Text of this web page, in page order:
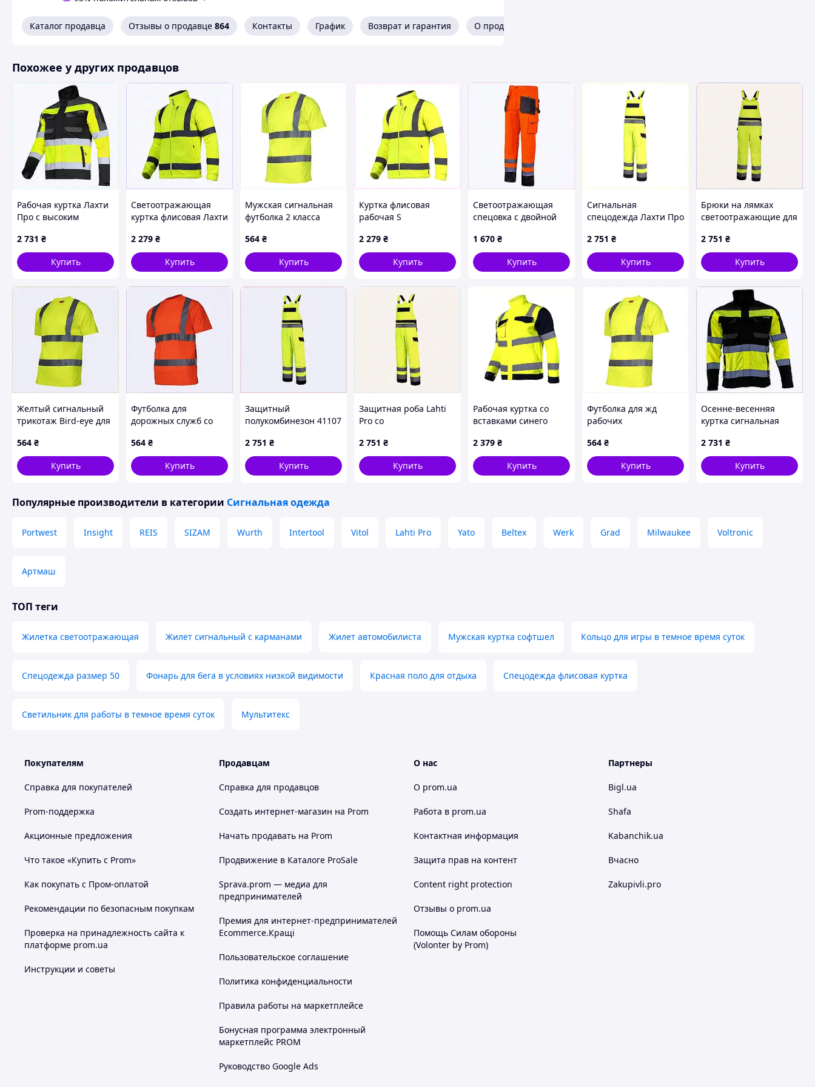
Похожие товары по характеристикам
Каталог продавца Отзывы о продавце 864 Контакты График Возврат и гарантия О продавце
Похожее у других продавцов
Рабочая куртка Лахти
Про с высоким
840XH5106
2 731 ₴
Купить
Светоотражающая
куртка флисовая Лахти
8P21EK8234
2 279 ₴
Купить
Мужская сигнальная
футболка 2 класса
564 ₴
Купить
Куртка флисовая
рабочая S
82182TPT31
2 279 ₴
Купить
Светоотражающая
спецовка с двойной
M84XX05119
1 670 ₴
Купить
Сигнальная
спецодежда Лахти Про
цвет, B766TT8283
2 751 ₴
Купить
Брюки на лямках
светоотражающие для
P766E8287
2 751 ₴
Купить
Желтый сигнальный
трикотаж Bird-eye для
77HK53434K
564 ₴
Купить
Футболка для
дорожных служб со
7P7534B24
564 ₴
Купить
Защитный
полукомбинезон 41107
время, 7PM668288
2 751 ₴
Купить
Защитная роба Lahti
Pro со
полосами XL
766AM8286
2 751 ₴
Купить
Рабочая куртка со
вставками синего
78BX0214P6
2 379 ₴
Купить
Футболка для жд
рабочих
желтая, 7E753430AC
564 ₴
Купить
Осенне-весенняя
куртка сигнальная
8X405B109
2 731 ₴
Купить
Популярные производители в категории Сигнальная одежда
Portwest Insight REIS SIZAM Wurth Intertool Vitol Lahti Pro Yato Beltex Werk Grad Milwaukee Voltronic
Артмаш
ТОП теги
Жилетка светоотражающая Жилет сигнальный с карманами Жилет автомобилиста Мужская куртка софтшел Кольцо для игры в темное время суток
Спецодежда размер 50 Фонарь для бега в условиях низкой видимости Красная поло для отдыха Спецодежда флисовая куртка
Светильник для работы в темное время суток Мультитекс
Покупателям
Справка для покупателей
Prom-поддержка
Акционные предложения
Что такое «Купить с Prom»
Как покупать с Пром-оплатой
Рекомендации по безопасным покупкам
Проверка на принадлежность сайта к
платформе prom.ua
Инструкции и советы
Продавцам
Справка для продавцов
Создать интернет-магазин на Prom
Начать продавать на Prom
Продвижение в Каталоге ProSale
Sprava.prom — медиа для
предпринимателей
Премия для интернет-предпринимателей
Ecommerce.Кращі
Пользовательское соглашение
Политика конфиденциальности
Правила работы на маркетплейсе
Бонусная программа электронный
маркетплейс PROM
Руководство Google Ads
О нас
О prom.ua
Работа в prom.ua
Контактная информация
Защита прав на контент
Content right protection
Отзывы о prom.ua
Помощь Силам обороны
(Volonter by Prom)
Партнеры
Bigl.ua
Shafa
Kabanchik.ua
Вчасно
Zakupivli.pro